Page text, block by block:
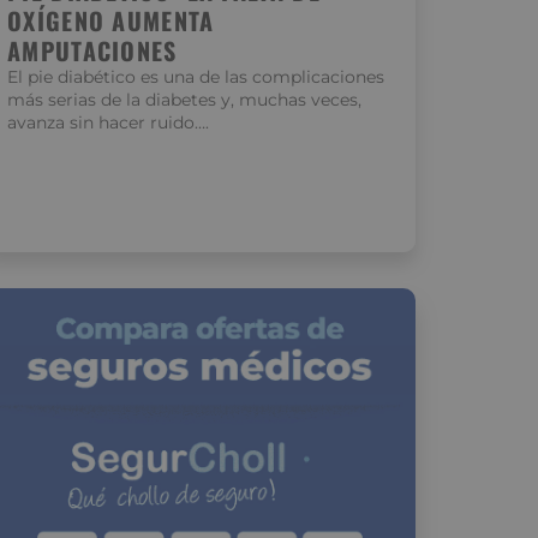
OXÍGENO AUMENTA
AMPUTACIONES
El pie diabético es una de las complicaciones
más serias de la diabetes y, muchas veces,
avanza sin hacer ruido….